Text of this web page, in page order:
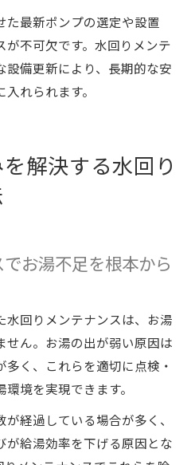
た最新ポンプの選定や設置
不可欠です。水回りメンテ
設備更新により、長期的な安
れられます。
解決する水回り
お湯不足を根本から
水回りメンテナンスは、お湯
せん。お湯の出が弱い原因は
く、これらを適切に点検・
境を実現できます。
経過している場合が多く、
が給湯効率を下げる原因とな